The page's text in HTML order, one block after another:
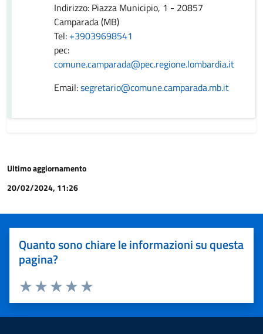
Indirizzo: Piazza Municipio, 1 - 20857
Camparada (MB)
Tel: +39039698541
pec:
comune.camparada@pec.regione.lombardia.it
Email:segretario@comune.camparada.mb.it
Ultimo aggiornamento
20/02/2024, 11:26
Quanto sono chiare le informazioni su questa
pagina?
Valuta 5 stelle su 5
Valuta 4 stelle su 5
Valuta 3 stelle su 5
Valuta 2 stelle su 5
Valuta 1 stelle su 5